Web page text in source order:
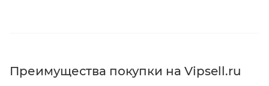
Преимущества покупки на Vipsell.ru